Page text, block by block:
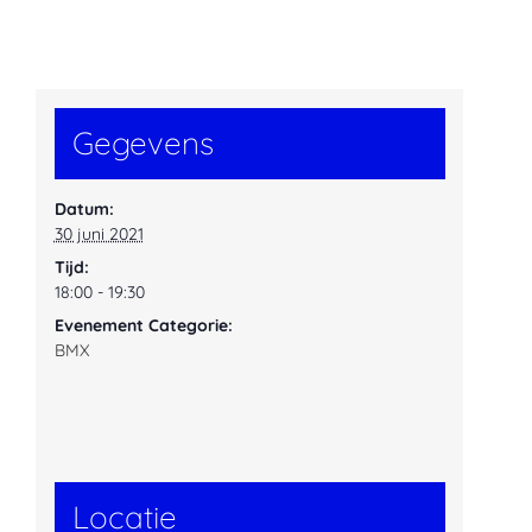
Gegevens
Datum:
30 juni 2021
Tijd:
18:00 - 19:30
Evenement Categorie:
BMX
Locatie